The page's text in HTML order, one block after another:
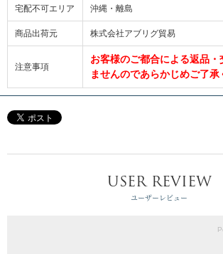
宅配不可エリア 沖縄・離島
商品出荷元 株式会社アブリグ貿易
注意事項
お客様のご都合による返品・
ませんのであらかじめご了承
USER REVIEW
ユーザーレビュー